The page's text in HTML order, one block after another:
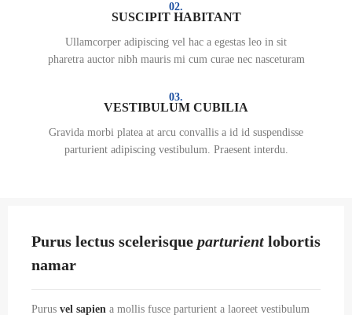
02.
SUSCIPIT HABITANT
Ullamcorper adipiscing vel hac a egestas leo in sit
pharetra auctor nibh mauris mi cum curae nec nasceturam
03.
VESTIBULUM CUBILIA
Gravida morbi platea at arcu convallis a id id suspendisse
parturient adipiscing vestibulum. Praesent interdu.
Purus lectus scelerisque parturient lobortis
namar
Purus vel sapien a mollis fusce parturient a laoreet vestibulum